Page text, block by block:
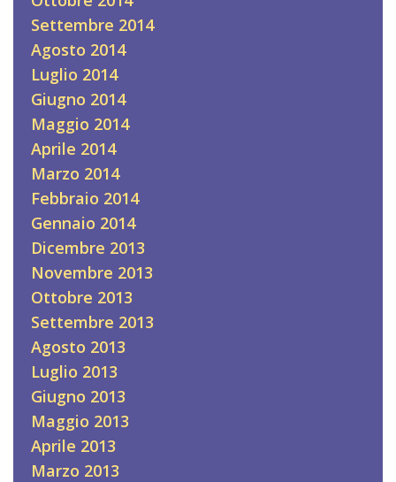
Settembre 2014
Agosto 2014
Luglio 2014
Giugno 2014
Maggio 2014
Aprile 2014
Marzo 2014
Febbraio 2014
Gennaio 2014
Dicembre 2013
Novembre 2013
Ottobre 2013
Settembre 2013
Agosto 2013
Luglio 2013
Giugno 2013
Maggio 2013
Aprile 2013
Marzo 2013